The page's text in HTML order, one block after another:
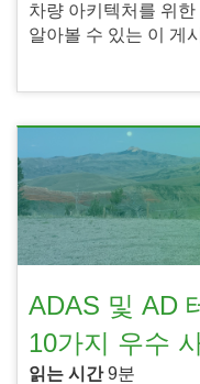
차량 아키텍처를 위
알아볼 수 있는 이 게
ADAS 및 AD
10가지 우수
읽는 시간9분